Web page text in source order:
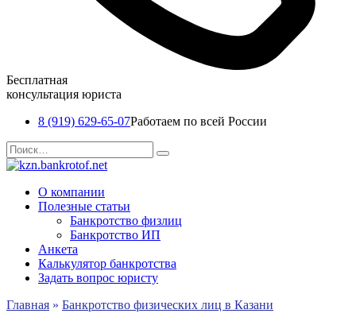
Бесплатная
консультация юриста
8 (919) 629-65-07Работаем по всей России
Перейти
к
Search
for:
О компании
Полезные статьи
Банкротство физлиц
Банкротство ИП
Анкета
Калькулятор банкротства
Задать вопрос юристу
Главная » Банкротство физических лиц в Казани